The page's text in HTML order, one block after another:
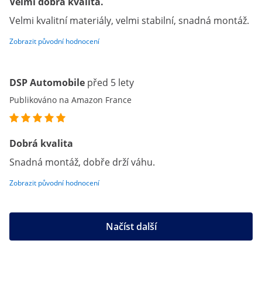
Velmi kvalitní materiály, velmi stabilní, snadná montáž.
Zobrazit původní hodnocení
DSP Automobile před 5 lety
Publikováno na Amazon France
Dobrá kvalita
Snadná montáž, dobře drží váhu.
Zobrazit původní hodnocení
Načíst další